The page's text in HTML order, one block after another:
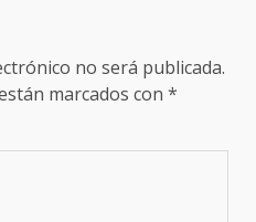
no será publicada.
marcados con *